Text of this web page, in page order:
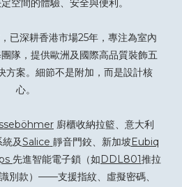
空間的體驗、安全與便利。
已深耕香港市場25年，專注為室內
隊，提供歐洲及國際高品質裝飾五
方案。細節不是附加，而是設計核
心。
廚櫃收納拉籃、意大利
及Salice 靜音門鉸、新加坡Eubiq
先進智能電子鎖（如DDL801推拉
別款）——支援指紋、虛擬密碼、